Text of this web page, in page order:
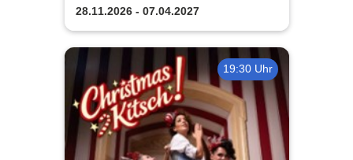
28.11.2026 - 07.04.2027
19:30 Uhr